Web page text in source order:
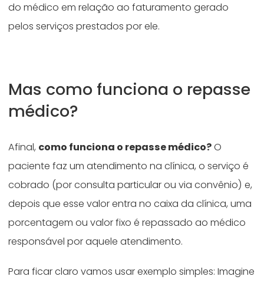
do médico em relação ao faturamento gerado
pelos serviços prestados por ele.
Mas como funciona o repasse
médico?
Afinal, como funciona o repasse médico?O
paciente faz um atendimento na clínica, o serviço é
cobrado (por consulta particular ou via convênio) e,
depois que esse valor entra no caixa da clínica, uma
porcentagem ou valor fixo é repassado ao médico
responsável por aquele atendimento.
Para ficar claro vamos usar exemplo simples: Imagine